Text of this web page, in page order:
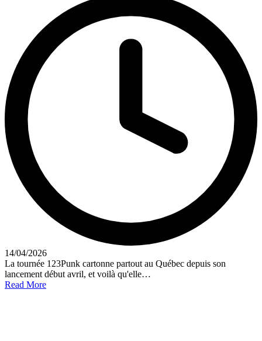
14/04/2026
La tournée 123Punk cartonne partout au Québec depuis son
lancement début avril, et voilà qu'elle…
Read More